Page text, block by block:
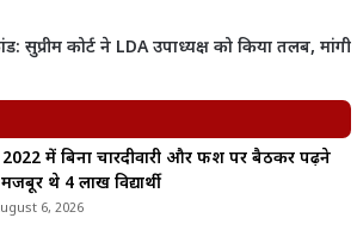
सुप्रीम कोर्ट ने LDA उपाध्यक्ष को किया तलब, मांगी
2022 में बिना चारदीवारी और फर्श पर बैठकर पढ़ने
थे 4 लाख विद्यार्थी
6, 2026